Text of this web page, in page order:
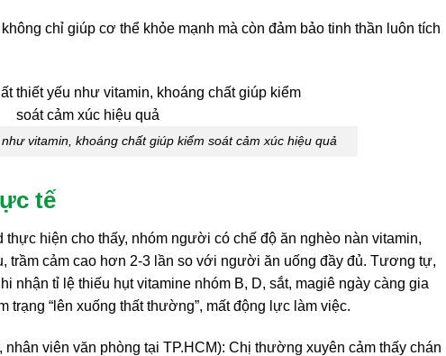
chỉ giúp cơ thể khỏe mạnh mà còn đảm bảo tinh thần luôn tích
vitamin, khoáng chất giúp kiểm soát cảm xúc hiệu quả
tế
hiện cho thấy, nhóm người có chế độ ăn nghèo nàn vitamin,
trầm cảm cao hơn 2-3 lần so với người ăn uống đầy đủ. Tương tự,
nhận tỉ lệ thiếu hụt vitamine nhóm B, D, sắt, magiê ngày càng gia
trạng “lên xuống thất thường”, mất động lực làm việc.
viên văn phòng tại TP.HCM): Chị thường xuyên cảm thấy chán